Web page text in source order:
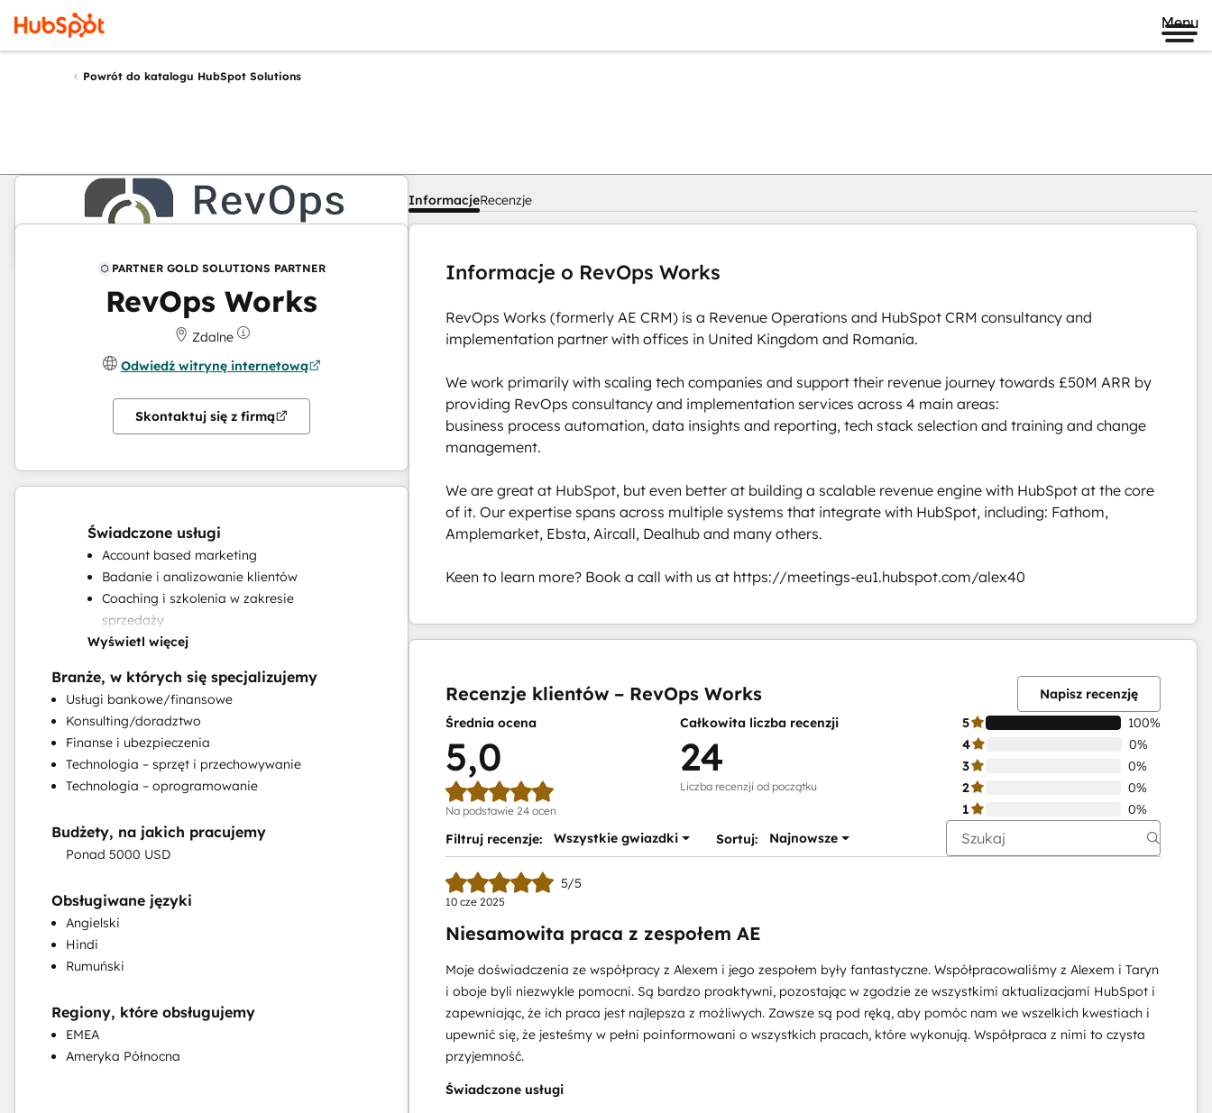
Menu
Powrót do katalogu HubSpot Solutions
InformacjeRecenzje
PARTNER GOLD SOLUTIONS PARTNER
RevOps Works
Zdalne
Odwiedź witrynę internetową
Skontaktuj się z firmą
Świadczone usługi
Account based marketing
Badanie i analizowanie klientów
Coaching i szkolenia w zakresie
sprzedaży
Kompleksowe usługi marketingowe
Marketing konsumencki
Marketing za pośrednictwem poczty
elektronicznej
Migracja systemu CRM
Niestandardowe integracje API
Programowa automatyzacja
marketingu
Szkolenie obsługi klienta
Tworzenie baz wiedzy
Wdrażanie centrum pomocy
Wyświetl więcej
Branże, w których się specjalizujemy
Usługi bankowe/finansowe
Konsulting/doradztwo
Finanse i ubezpieczenia
Technologia – sprzęt i przechowywanie
Technologia – oprogramowanie
Budżety, na jakich pracujemy
Ponad 5000 USD
Obsługiwane języki
Angielski
Hindi
Rumuński
Regiony, które obsługujemy
EMEA
Ameryka Północna
Informacje o RevOps Works
RevOps Works (formerly AE CRM) is a Revenue Operations and HubSpot CRM consultancy and
implementation partner with offices in United Kingdom and Romania.
We work primarily with scaling tech companies and support their revenue journey towards £50M ARR by
providing RevOps consultancy and implementation services across 4 main areas:
business process automation, data insights and reporting, tech stack selection and training and change
management.
We are great at HubSpot, but even better at building a scalable revenue engine with HubSpot at the core
of it. Our expertise spans across multiple systems that integrate with HubSpot, including: Fathom,
Amplemarket, Ebsta, Aircall, Dealhub and many others.
Keen to learn more? Book a call with us at https://meetings-eu1.hubspot.com/alex40
Recenzje klientów – RevOps Works
Napisz recenzję
Średnia ocena
5,0
Na podstawie 24 ocen
Całkowita liczba recenzji
24
Liczba recenzji od początku
5
100%
4
0%
3
0%
2
0%
1
0%
Filtruj recenzje:
Wszystkie gwiazdki Sortuj: Najnowsze
5/5
10 cze 2025
Niesamowita praca z zespołem AE
Moje doświadczenia ze współpracy z Alexem i jego zespołem były fantastyczne. Współpracowaliśmy z Alexem i Taryn
i oboje byli niezwykle pomocni. Są bardzo proaktywni, pozostając w zgodzie ze wszystkimi aktualizacjami HubSpot i
zapewniając, że ich praca jest najlepsza z możliwych. Zawsze są pod ręką, aby pomóc nam we wszelkich kwestiach i
upewnić się, że jesteśmy w pełni poinformowani o wszystkich pracach, które wykonują. Współpraca z nimi to czysta
przyjemność.
Świadczone usługi